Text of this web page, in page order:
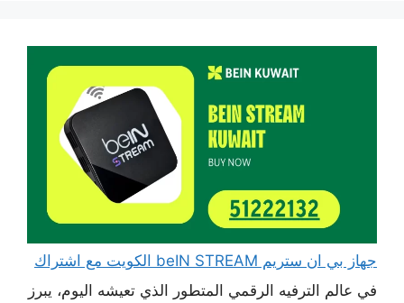
جهاز بي ان ستريم beIN STREAM الكويت مع اشتراك
في عالم الترفيه الرقمي المتطور الذي تعيشه اليوم، يبرز